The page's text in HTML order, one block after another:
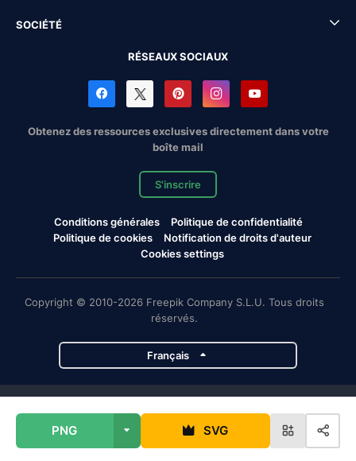
PNG SVG
SOCIÉTÉ
RÉSEAUX SOCIAUX
Obtenez des ressources exclusives directement dans votre
boîte mail
S'inscrire
Conditions générales
Politique de confidentialité
Politique de cookies
Notification de droits d'auteur
Cookies settings
Copyright © 2010-2026 Freepik Company S.L.U. Tous droits
réservés.
Français